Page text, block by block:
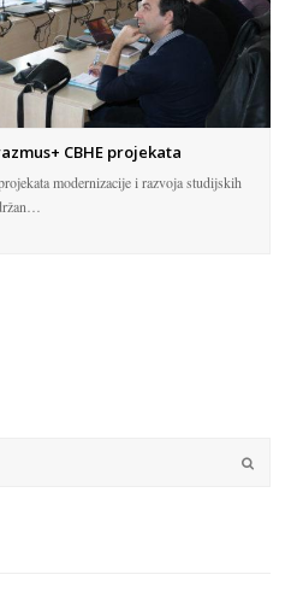
CBHE projekata
modernizacije i razvoja studijskih